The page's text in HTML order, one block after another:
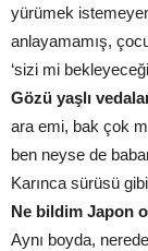
yürümek
anlayamamış,
‘sizi mi
Gözü yaşlı
ara emi, bak çok
ben neyse de
Karınca sürüsü
Ne bildim Japon
Aynı boyda,